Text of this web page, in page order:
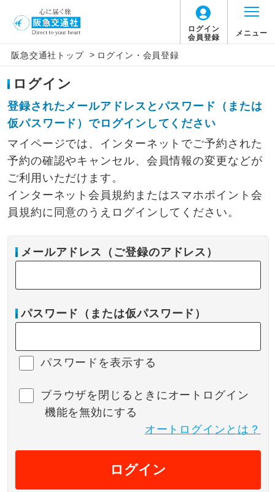
ログイン
会員登録
メニュー
阪急交通社トップ > ログイン・会員登録
ログイン
登録されたメールアドレスとパスワード（または
仮パスワード）でログインしてください
マイページでは、インターネットでご予約された
予約の確認やキャンセル、会員情報の変更などが
ご利用いただけます。
インターネット会員規約またはスマホポイント会
員規約に同意のうえログインしてください。
メールアドレス（ご登録のアドレス）
パスワード（または仮パスワード）
パスワードを表示する
ブラウザを閉じるときにオートログイン
機能を無効にする
オートログインとは？
ログイン